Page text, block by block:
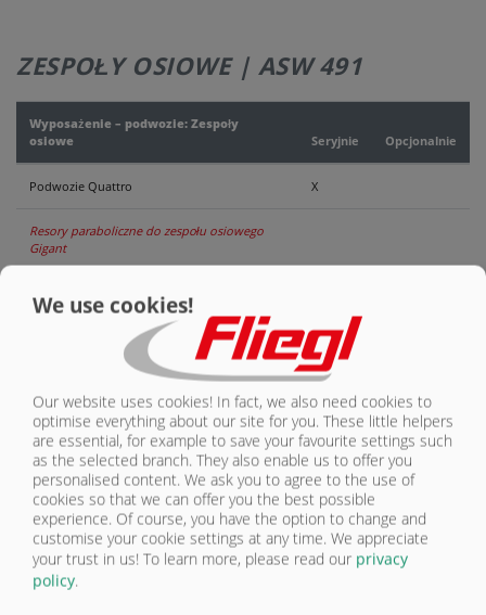
ZESPOŁY OSIOWE | ASW 491
Wyposażenie – podwozie: Zespoły
osiowe
Seryjnie Opcjonalnie
Podwozie Quattro X
Resory paraboliczne do zespołu osiowego
Gigant
Resory paraboliczne do zespołu osiowego
Gigant Plus
Zawieszenie pneumatyczne
Zawieszenie pneumatyczne, funkcja
podnoszenia i opuszczania
O
Hydrauliczna amortyzacja osi O
We use cookies!
Our website uses cookies! In fact, we also need cookies to
optimise everything about our site for you. These little helpers
are essential, for example to save your favourite settings such
as the selected branch. They also enable us to offer you
personalised content. We ask you to agree to the use of
cookies so that we can offer you the best possible
experience. Of course, you have the option to change and
customise your cookie settings at any time. We appreciate
your trust in us! To learn more, please read our privacy
policy.